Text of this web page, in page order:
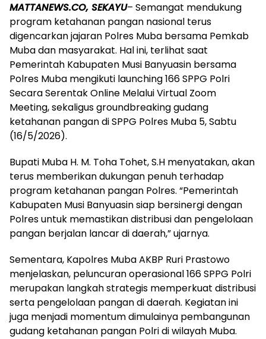
MATTANEWS.CO, SEKAYU– Semangat mendukung
program ketahanan pangan nasional terus
digencarkan jajaran Polres Muba bersama Pemkab
Muba dan masyarakat. Hal ini, terlihat saat
Pemerintah Kabupaten Musi Banyuasin bersama
Polres Muba mengikuti launching 166 SPPG Polri
Secara Serentak Online Melalui Virtual Zoom
Meeting, sekaligus groundbreaking gudang
ketahanan pangan di SPPG Polres Muba 5, Sabtu
(16/5/2026).
Bupati Muba H. M. Toha Tohet, S.H menyatakan, akan
terus memberikan dukungan penuh terhadap
program ketahanan pangan Polres. “Pemerintah
Kabupaten Musi Banyuasin siap bersinergi dengan
Polres untuk memastikan distribusi dan pengelolaan
pangan berjalan lancar di daerah,” ujarnya.
Sementara, Kapolres Muba AKBP Ruri Prastowo
menjelaskan, peluncuran operasional 166 SPPG Polri
merupakan langkah strategis memperkuat distribusi
serta pengelolaan pangan di daerah. Kegiatan ini
juga menjadi momentum dimulainya pembangunan
gudang ketahanan pangan Polri di wilayah Muba.